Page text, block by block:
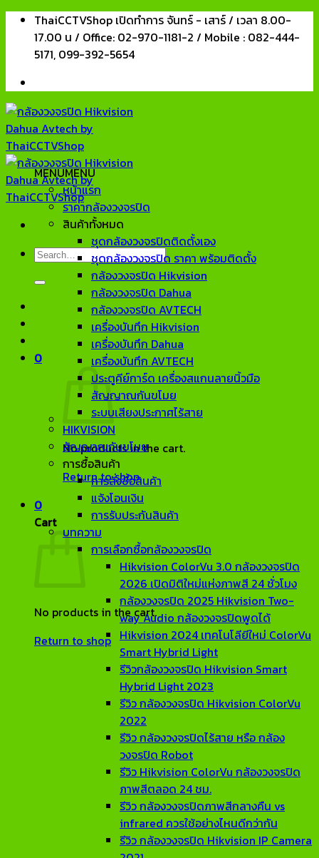
Skip
content
ThaiCCTVShop เปิดทำการ จันทร์ - เสาร์ / เวลา 8.00-
17.00 น / Office: 02-970-1181-2 / Mobile : 082-444-
5171, 099-392-5654
Search
0
No products in the cart.
Return to shop
0
Cart
No products in the cart.
Return to shop
MENUMENU
หน้าแรก
ราคากล้องวงจรปิด
สินค้าทั้งหมด
ชุดกล้องวงจรปิดติดตั้งเอง
ชุดกล้องวงจรปิด ราคา พร้อมติดตั้ง
กล้องวงจรปิด Hikvision
กล้องวงจรปิด Dahua
กล้องวงจรปิด AVTECH
เครื่องบันทึก Hikvision
เครื่องบันทึก Dahua
เครื่องบันทึก AVTECH
ประตูคีย์การ์ด เครื่องสแกนลายนิ้วมือ
สัญญาณกันขโมย
ระบบเสียงประกาศไร้สาย
HIKVISION
สัญญาณกันขโมย
การซื้อสินค้า
การสั่งซื้อสินค้า
แจ้งโอนเงิน
การรับประกันสินค้า
บทความ
การเลือกซื้อกล้องวงจรปิด
Hikvision ColorVu 3.0 กล้องวงจรปิด
2026 เปิดมิติใหม่แห่งภาพสี 24 ชั่วโมง
กล้องวงจรปิด 2025 Hikvision Two-
way Audio กล้องวงจรปิดพูดได้
Hikvision 2024 เทคโนโลียีใหม่ ColorVu
Smart Hybrid Light
รีวิวกล้องวงจรปิด Hikvision Smart
Hybrid Light 2023
รีวิว กล้องวงจรปิด Hikvision ColorVu
2022
รีวิว กล้องวงจรปิดไร้สาย หรือ กล้อง
วงจรปิด Robot
รีวิว Hikvision ColorVu กล้องวงจรปิด
ภาพสีตลอด 24 ชม.
รีวิว กล้องวงจรปิดภาพสีกลางคืน vs
infrared ควรใช้อย่างไหนดีกว่ากัน
รีวิว กล้องวงจรปิด Hikvision IP Camera